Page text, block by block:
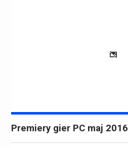
Premiery gier PC maj 2016